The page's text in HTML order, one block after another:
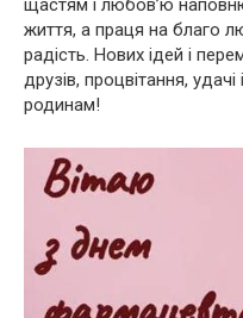
щастям і любов’ю
життя, а праця на благо
радість. Нових ідей і
друзів, процвітання,
родинам!